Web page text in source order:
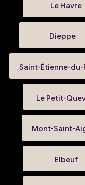
Le Havre
Dieppe
Saint-Étienne-du-
Le Petit-
Mont-Saint-
Elbeuf